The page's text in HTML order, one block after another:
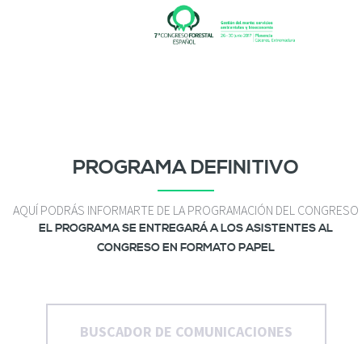
PROGRAMA DEFINITIVO
AQUÍ PODRÁS INFORMARTE DE LA PROGRAMACIÓN DEL CONGRESO
EL PROGRAMA SE ENTREGARÁ A LOS ASISTENTES AL
CONGRESO EN FORMATO PAPEL
BUSCADOR DE COMUNICACIONES